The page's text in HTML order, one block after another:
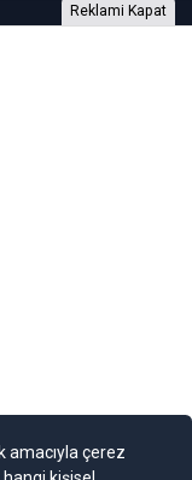
Reklami Kapat
ise genel niteliktedir. Bu
yatırım kararı
doğurmayabilir.
amacıyla çerez